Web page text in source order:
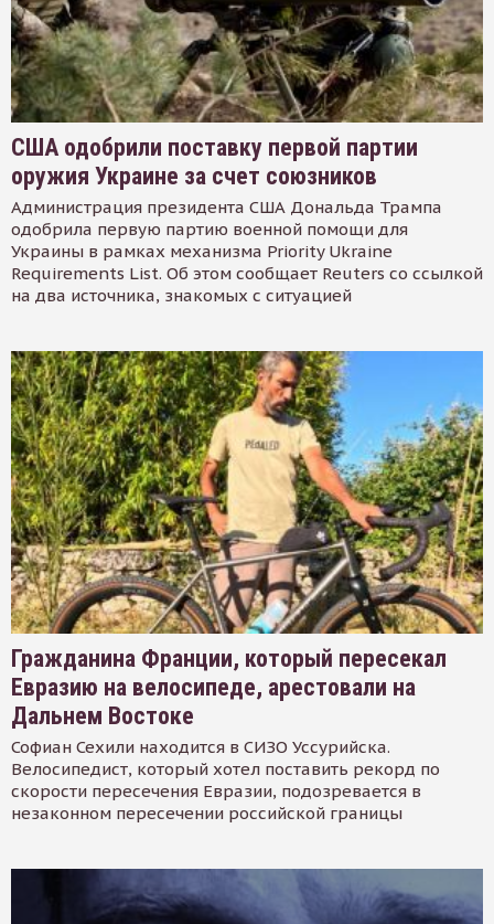
США одобрили поставку первой партии
оружия Украине за счет союзников
Администрация президента США Дональда Трампа
одобрила первую партию военной помощи для
Украины в рамках механизма Priority Ukraine
Requirements List. Об этом сообщает Reuters со ссылкой
на два источника, знакомых с ситуацией
Гражданина Франции, который пересекал
Евразию на велосипеде, арестовали на
Дальнем Востоке
Софиан Сехили находится в СИЗО Уссурийска.
Велосипедист, который хотел поставить рекорд по
скорости пересечения Евразии, подозревается в
незаконном пересечении российской границы